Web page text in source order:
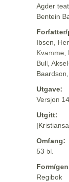
Agder
Bentein
Ibsen,
Kvamme,
Bull,
Utgave:
Versjon
Utgitt:
Omfang:
53 bl.
Form/
Regibok